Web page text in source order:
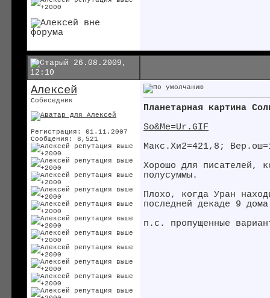
26.08.2009,
12:10
Алексей
Собеседник
Регистрация: 01.11.2007
Сообщения: 8,521
Планетарная картина
So&Me=Ur.GIF
Макс.Хи2=421,8;
Хорошо для писателей,
полусуммы.
Плохо, когда Уран
последней декаде 9
п.с. пропущенные